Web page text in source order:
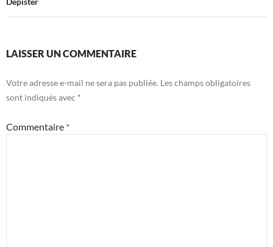
LAISSER UN COMMENTAIRE
Votre adresse e-mail ne sera pas publiée. Les champs obligatoires
sont indiqués avec *
Commentaire *